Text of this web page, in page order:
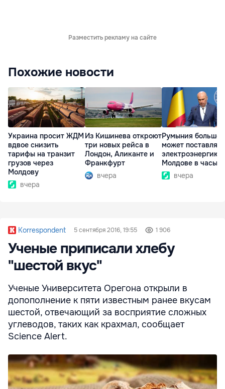
Разместить рекламу на сайте
Похожие новости
Украина просит ЖДМ
вдвое снизить
тарифы на транзит
грузов через
Молдову
вчера
Из Кишинева откроют
три новых рейса в
Лондон, Аликанте и
Франкфурт
вчера
Румыния больше
может поставлять
электроэнергию
Молдове в часы
вчера
Korrespondent 5 сентября 2016, 19:55 1 906
Ученые приписали хлебу
"шестой вкус"
Ученые Университета Орегона открыли в
допополнение к пяти известным ранее вкусам
шестой, отвечающий за восприятие сложных
углеводов, таких как крахмал, сообщает
Science Alert.